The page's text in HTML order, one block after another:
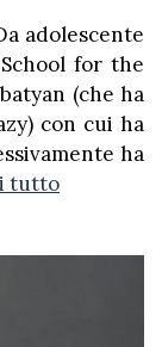
adolescente
for the
(che ha
con cui ha
ha
tutto